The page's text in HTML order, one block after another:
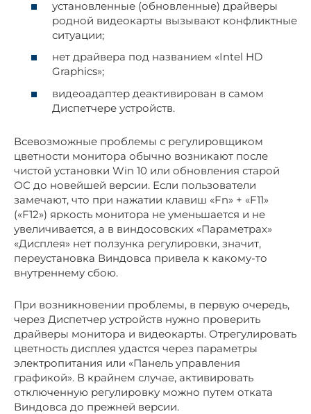
установленные (обновленные) драйверы
родной видеокарты вызывают конфликтные
ситуации;
нет драйвера под названием «Intel HD
Graphics»;
видеоадаптер деактивирован в самом
Диспетчере устройств.
Всевозможные проблемы с регулировщиком
цветности монитора обычно возникают после
чистой установки Win 10 или обновления старой
ОС до новейшей версии. Если пользователи
замечают, что при нажатии клавиш «Fn» + «F11»
(«F12») яркость монитора не уменьшается и не
увеличивается, а в виндосовских «Параметрах»
«Дисплея» нет ползунка регулировки, значит,
переустановка Виндовса привела к какому-то
внутреннему сбою.
При возникновении проблемы, в первую очередь,
через Диспетчер устройств нужно проверить
драйверы монитора и видеокарты. Отрегулировать
цветность дисплея удастся через параметры
электропитания или «Панель управления
графикой». В крайнем случае, активировать
отключенную регулировку можно путем отката
Виндовса до прежней версии.